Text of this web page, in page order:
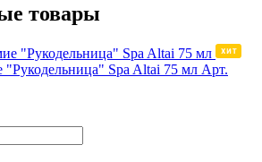
товары
Spa Altai 75 мл Арт.